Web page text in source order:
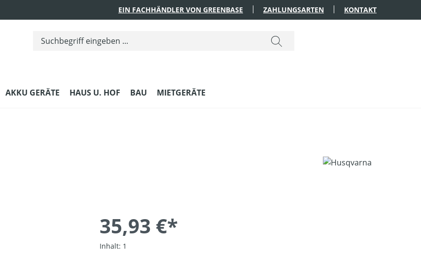
EIN FACHHÄNDLER VON GREENBASE ZAHLUNGSARTEN KONTAKT
AKKU GERÄTE HAUS U. HOF BAU MIETGERÄTE
35,93 €*
Inhalt: 1